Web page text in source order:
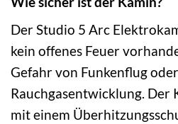
Der Studio 5 Arc
kein offenes Feuer
Gefahr von Funkenflug oder
Rauchgasentwicklung. Der
mit einem